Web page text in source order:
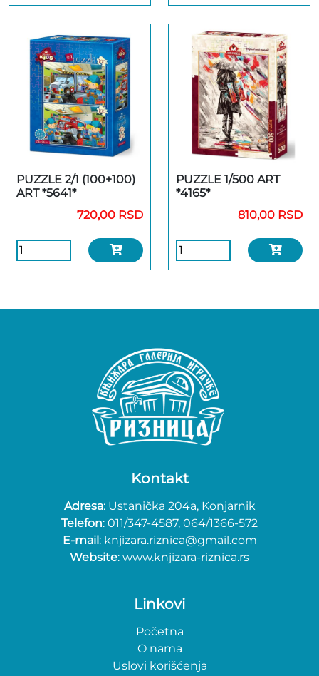
PUZZLE 2/1 (100+100)
ART *5641*
720,00 RSD
PUZZLE 1/500 ART
*4165*
810,00 RSD
Kontakt
Adresa: Ustanička 204a, Konjarnik
Telefon: 011/347-4587, 064/1366-572
E-mail: knjizara.riznica@gmail.com
Website: www.knjizara-riznica.rs
Linkovi
Početna
O nama
Uslovi korišćenja